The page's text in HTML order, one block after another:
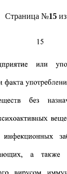
Страница №15из